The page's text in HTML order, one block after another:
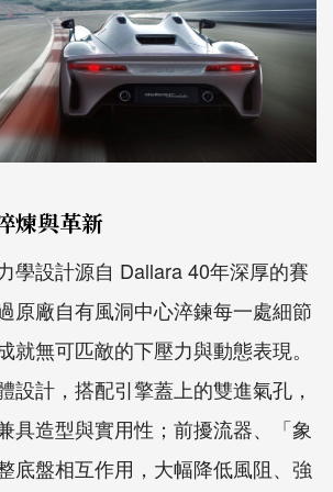
煉與革新
學設計源自 Dallara 40年深厚的賽
原廠自有風洞中心淬鍊每一處細節
就無可匹敵的下壓力與動態表現。
設計，搭配引擎蓋上的雙進氣孔，
具造型與實用性；前擾流器、「象
底盤相互作用，大幅降低風阻、強